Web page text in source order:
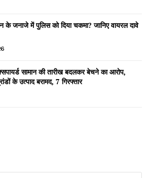
News on AIN
के जनाजे में पुलिस को दिया चकमा? जानिए वायरल दावे
सामान की तारीख बदलकर बेचने का आरोप,
के उत्पाद बरामद, 7 गिरफ्तार